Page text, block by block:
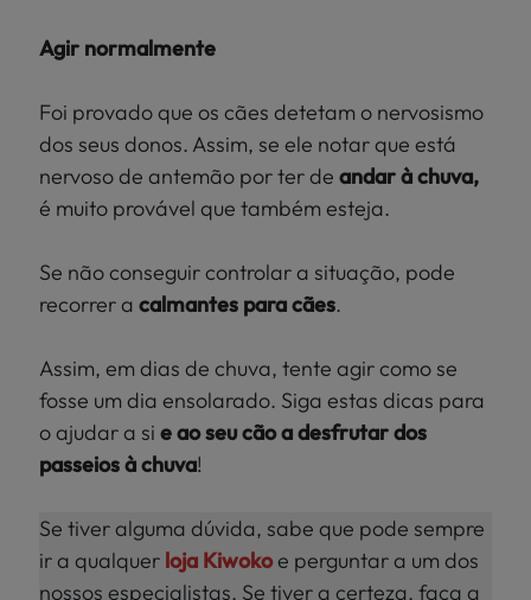
Agir normalmente
Foi provado que os cães detetam o nervosismo
dos seus donos. Assim, se ele notar que está
nervoso de antemão por ter de andar à chuva,
é muito provável que também esteja.
Se não conseguir controlar a situação, pode
recorrer a calmantes para cães.
Assim, em dias de chuva, tente agir como se
fosse um dia ensolarado. Siga estas dicas para
o ajudar a si e ao seu cão a desfrutar dos
passeios à chuva!
Se tiver alguma dúvida, sabe que pode sempre
ir a qualquer loja Kiwokoe perguntar a um dos
nossos especialistas. Se tiver a certeza, faça a